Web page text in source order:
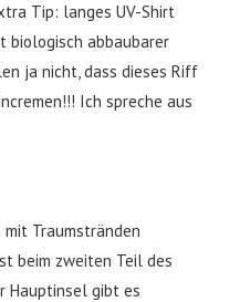
Tip: langes UV-Shirt
biologisch abbaubarer
ja nicht, dass dieses Riff
Ich spreche aus
mit Traumstränden
beim zweiten Teil des
Hauptinsel gibt es